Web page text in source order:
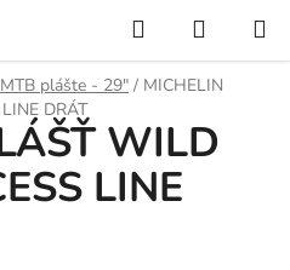
Hľadať
KOŠÍK
MTB plášte - 29" / MICHELIN
DRÁT
WILD
LINE